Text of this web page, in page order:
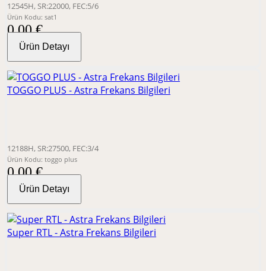
12545H, SR:22000, FEC:5/6
Ürün Kodu: sat1
0,00 €
Ürün Detayı
TOGGO PLUS - Astra Frekans Bilgileri
12188H, SR:27500, FEC:3/4
Ürün Kodu: toggo plus
0,00 €
Ürün Detayı
Super RTL - Astra Frekans Bilgileri